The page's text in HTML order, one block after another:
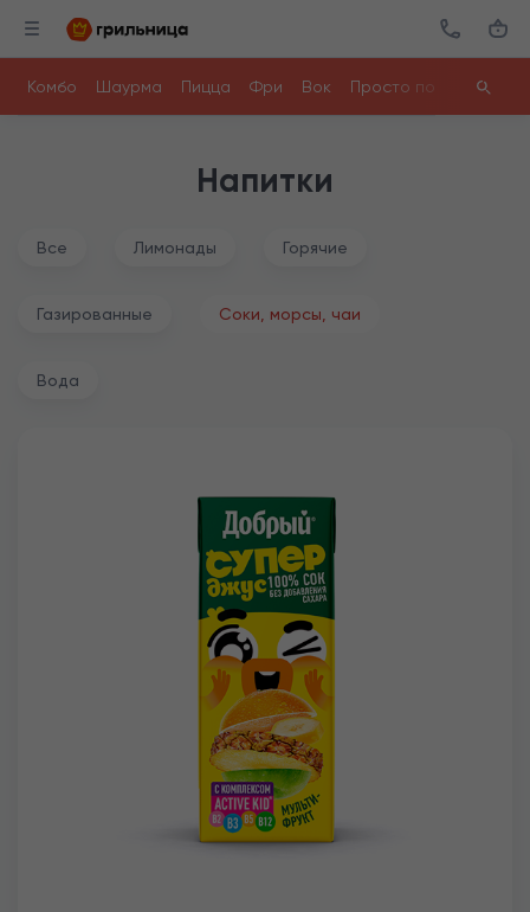
Комбо Шаурма Пицца Фри Вок Просто поесть
Напитки
Все Лимонады Горячие
Газированные Соки, морсы, чаи
Вода